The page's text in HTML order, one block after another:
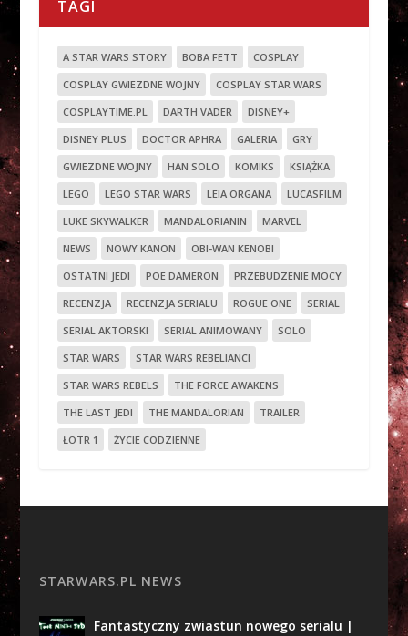
TAGI
A STAR WARS STORY BOBA FETT
COSPLAY
COSPLAY GWIEZDNE WOJNY
COSPLAY STAR WARS
COSPLAYTIME.PL
DARTH VADER
DISNEY+
DISNEY PLUS
DOCTOR APHRA GALERIA
GRY
GWIEZDNE WOJNY
HAN SOLO KOMIKS
KSIĄŻKA
LEGO
LEGO STAR WARS LEIA ORGANA
LUCASFILM
LUKE SKYWALKER
MANDALORIANIN
MARVEL
NEWS
NOWY KANON
OBI-WAN KENOBI
OSTATNI JEDI
POE DAMERON
PRZEBUDZENIE MOCY
RECENZJA
RECENZJA SERIALU ROGUE ONE
SERIAL
SERIAL AKTORSKI
SERIAL ANIMOWANY
SOLO
STAR WARS
STAR WARS REBELIANCI
STAR WARS REBELS
THE FORCE AWAKENS
THE LAST JEDI
THE MANDALORIAN
TRAILER
ŁOTR 1
ŻYCIE CODZIENNE
STARWARS.PL NEWS
Fantastyczny zwiastun nowego serialu |